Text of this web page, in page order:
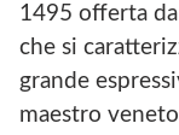
1495 offerta da
che si
grande
maestro